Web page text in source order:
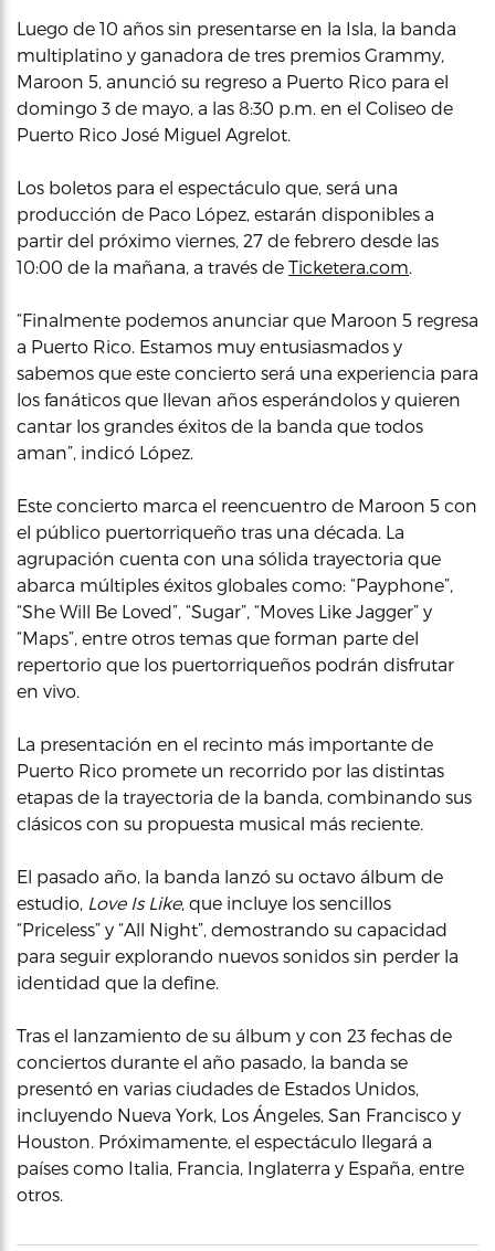
Luego de 10 años sin presentarse en la Isla, la banda
multiplatino y ganadora de tres premios Grammy,
Maroon 5, anunció su regreso a Puerto Rico para el
domingo 3 de mayo, a las 8:30 p.m. en el Coliseo de
Puerto Rico José Miguel Agrelot.
Los boletos para el espectáculo que, será una
producción de Paco López, estarán disponibles a
partir del próximo viernes, 27 de febrero desde las
10:00 de la mañana, a través de Ticketera.com.
“Finalmente podemos anunciar que Maroon 5 regresa
a Puerto Rico. Estamos muy entusiasmados y
sabemos que este concierto será una experiencia para
los fanáticos que llevan años esperándolos y quieren
cantar los grandes éxitos de la banda que todos
aman”, indicó López.
Este concierto marca el reencuentro de Maroon 5 con
el público puertorriqueño tras una década. La
agrupación cuenta con una sólida trayectoria que
abarca múltiples éxitos globales como: “Payphone”,
“She Will Be Loved”, “Sugar”, “Moves Like Jagger” y
“Maps”, entre otros temas que forman parte del
repertorio que los puertorriqueños podrán disfrutar
en vivo.
La presentación en el recinto más importante de
Puerto Rico promete un recorrido por las distintas
etapas de la trayectoria de la banda, combinando sus
clásicos con su propuesta musical más reciente.
El pasado año, la banda lanzó su octavo álbum de
estudio, Love Is Like, que incluye los sencillos
“Priceless” y “All Night”, demostrando su capacidad
para seguir explorando nuevos sonidos sin perder la
identidad que la define.
Tras el lanzamiento de su álbum y con 23 fechas de
conciertos durante el año pasado, la banda se
presentó en varias ciudades de Estados Unidos,
incluyendo Nueva York, Los Ángeles, San Francisco y
Houston. Próximamente, el espectáculo llegará a
países como Italia, Francia, Inglaterra y España, entre
otros.